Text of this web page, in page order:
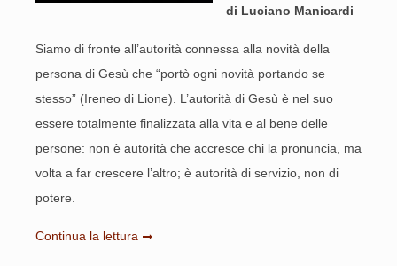
di Luciano Manicardi
Siamo di fronte all’autorità connessa alla novità della
persona di Gesù che “portò ogni novità portando se
stesso” (Ireneo di Lione). L’autorità di Gesù è nel suo
essere totalmente finalizzata alla vita e al bene delle
persone: non è autorità che accresce chi la pronuncia, ma
volta a far crescere l’altro; è autorità di servizio, non di
potere.
Continua la lettura